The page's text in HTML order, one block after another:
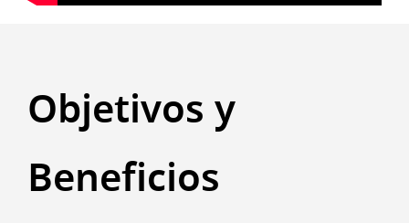
Objetivos y
Beneficios